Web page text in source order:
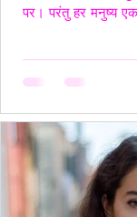
पर। परंतु हर मनुष्य
केवल ध्वनियाँ नहीं
हैं, कभी चोट। हर
मानकर चलते हैं कि